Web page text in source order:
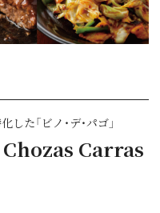
た「ビノ・デ・パゴ」
Chozas Carras